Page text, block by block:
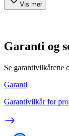
Vis mer
Garanti og
Se garantivilkårene
Garanti
Garantivilkår for